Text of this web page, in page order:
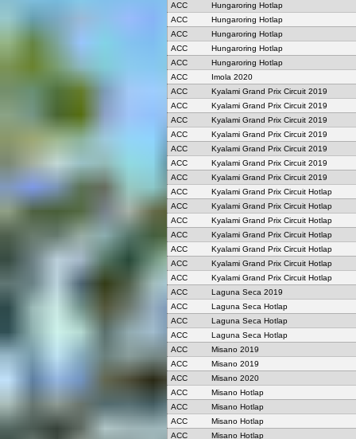
ACC
Hungaroring Hotlap
ACC
Hungaroring Hotlap
ACC
Hungaroring Hotlap
ACC
Hungaroring Hotlap
ACC
Hungaroring Hotlap
ACC
Imola 2020
ACC
Kyalami Grand Prix Circuit 2019
ACC
Kyalami Grand Prix Circuit 2019
ACC
Kyalami Grand Prix Circuit 2019
ACC
Kyalami Grand Prix Circuit 2019
ACC
Kyalami Grand Prix Circuit 2019
ACC
Kyalami Grand Prix Circuit 2019
ACC
Kyalami Grand Prix Circuit 2019
ACC
Kyalami Grand Prix Circuit Hotlap
ACC
Kyalami Grand Prix Circuit Hotlap
ACC
Kyalami Grand Prix Circuit Hotlap
ACC
Kyalami Grand Prix Circuit Hotlap
ACC
Kyalami Grand Prix Circuit Hotlap
ACC
Kyalami Grand Prix Circuit Hotlap
ACC
Kyalami Grand Prix Circuit Hotlap
ACC
Laguna Seca 2019
ACC
Laguna Seca Hotlap
ACC
Laguna Seca Hotlap
ACC
Laguna Seca Hotlap
ACC
Misano 2019
ACC
Misano 2019
ACC
Misano 2020
ACC
Misano Hotlap
ACC
Misano Hotlap
ACC
Misano Hotlap
ACC
Misano Hotlap